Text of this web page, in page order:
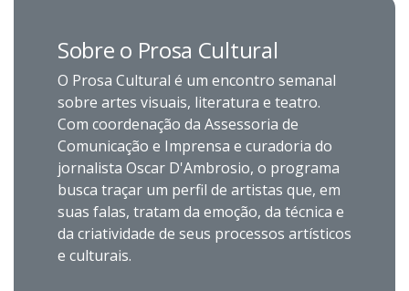
Sobre o Prosa Cultural
O Prosa Cultural é um encontro semanal
sobre artes visuais, literatura e teatro.
Com coordenação da Assessoria de
Comunicação e Imprensa e curadoria do
jornalista Oscar D'Ambrosio, o programa
busca traçar um perfil de artistas que, em
suas falas, tratam da emoção, da técnica e
da criatividade de seus processos artísticos
e culturais.